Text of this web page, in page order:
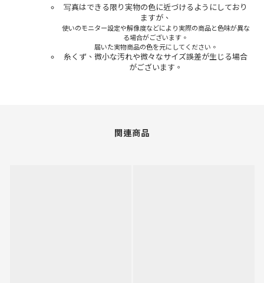
写真はできる限り実物の色に近づけるようにしており
ますが、
使いのモニター設定や解像度などにより実際の商品と色味が異な
る場合がございます。
届いた実物商品の色を元にしてください。
糸くず、微小な汚れや微々なサイズ誤差が生じる場合
がございます。
関連商品